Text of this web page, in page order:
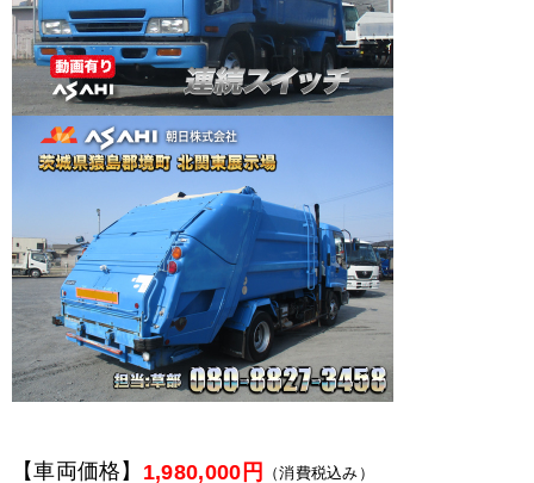
【車両価格】 1,980,000円 （消費税込み）